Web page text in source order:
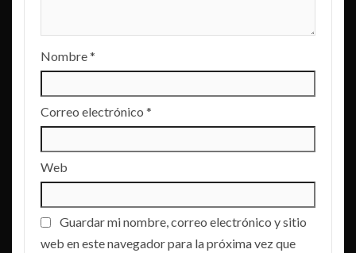
Nombre*
Correo electrónico *
Web
Guardar mi nombre, correo electrónico y sitio
web en este navegador para la próxima vez que